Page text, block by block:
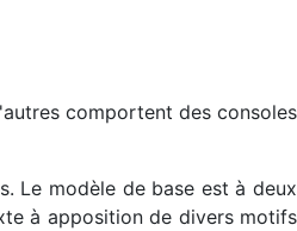
comportent des consoles
Le modèle de base est à deux
à apposition de divers motifs